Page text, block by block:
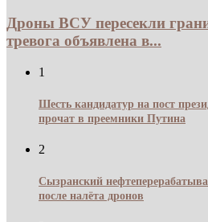
Дроны ВСУ пересекли
тревога объявлена в...
1
Шесть кандидатур на пост
прочат в преемники Путина
2
Сызранский
после налёта дронов